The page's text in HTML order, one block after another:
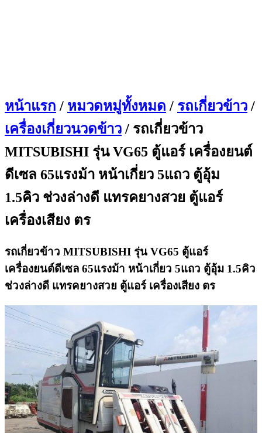
หน้าแรก / หมวดหมู่ทั้งหมด / รถเกี่ยวข้าว /
เครื่องเกี่ยวนวดข้าว / รถเกี่ยวข้าว
MITSUBISHI รุ่น VG65 ตู้แอร์ เครื่องยนต์
ดีเซล 65แรงม้า หน้าเกี่ยว 5แถว ตู้อุ้ม
1.5คิว ช่วงล่างดี แทรคยางสวย ตู้แอร์
เครื่องเสียง ตร
รถเกี่ยวข้าว MITSUBISHI รุ่น VG65 ตู้แอร์
เครื่องยนต์ดีเซล 65แรงม้า หน้าเกี่ยว 5แถว ตู้อุ้ม 1.5คิว
ช่วงล่างดี แทรคยางสวย ตู้แอร์ เครื่องเสียง ตร